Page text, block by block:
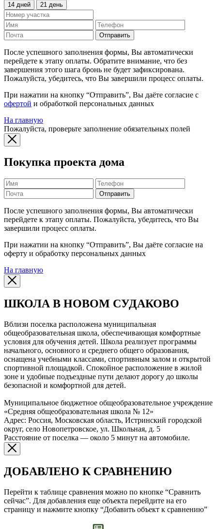
14 дней 21 день
Отправить
После успешного заполнения формы, Вы автоматически
перейдете к этапу оплаты. Обратите внимание, что без
завершения этого шага бронь не будет зафиксирована.
Пожалуйста, убедитесь, что Вы завершили процесс оплаты.
При нажатии на кнопку “Отправить”, Вы даёте согласие с
офертой и обработкой персональных данных
На главную
Пожалуйста, проверьте заполнение обязательных полей
Покупка проекта дома
Отправить
После успешного заполнения формы, Вы автоматически
перейдете к этапу оплаты. Пожалуйста, убедитесь, что Вы
завершили процесс оплаты.
При нажатии на кнопку “Отправить”, Вы даёте согласие на
оферту и обработку персональных данных
На главную
ШКОЛА В НОВОМ СУДАКОВО
Вблизи поселка расположена муниципальная
общеобразовательная школа, обеспечивающая комфортные
условия для обучения детей. Школа реализует программы
начального, основного и среднего общего образования,
оснащена учебными классами, спортивным залом и открытой
спортивной площадкой. Спокойное расположение в жилой
зоне и удобные подъездные пути делают дорогу до школы
безопасной и комфортной для детей.
Муниципальное бюджетное общеобразовательное учреждение
«Средняя общеобразовательная школа № 12»
Адрес: Россия, Московская область, Истринский городской
округ, село Новопетровское, ул. Школьная, д. 5
Расстояние от поселка — около 5 минут на автомобиле.
ДОБАВЛЕНО К СРАВНЕНИЮ
Перейти к таблице сравнения можно по кнопке “Сравнить
сейчас”. Для добавления еще объекта перейдите на его
страницу и нажмите кнопку “Добавить объект к сравнению”